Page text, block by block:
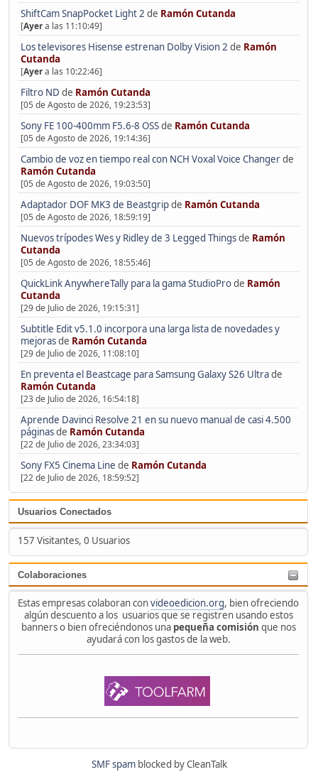
ShiftCam SnapPocket Light 2 de Ramón Cutanda
[Ayera las 11:10:49]
Los televisores Hisense estrenan Dolby Vision 2 de Ramón
Cutanda
[Ayera las 10:22:46]
Filtro ND de Ramón Cutanda
[05 de Agosto de 2026, 19:23:53]
Sony FE 100-400mm F5.6-8 OSSde Ramón Cutanda
[05 de Agosto de 2026, 19:14:36]
Cambio de voz en tiempo real con NCH Voxal Voice Changerde
Ramón Cutanda
[05 de Agosto de 2026, 19:03:50]
Adaptador DOF MK3 de Beastgripde Ramón Cutanda
[05 de Agosto de 2026, 18:59:19]
Nuevos trípodes Wes y Ridley de 3 Legged Thingsde Ramón
Cutanda
[05 de Agosto de 2026, 18:55:46]
QuickLink AnywhereTally para la gama StudioProde Ramón
Cutanda
[29 de Julio de 2026, 19:15:31]
Subtitle Edit v5.1.0 incorpora una larga lista de novedades y
mejorasde Ramón Cutanda
[29 de Julio de 2026, 11:08:10]
En preventa el Beastcage para Samsung Galaxy S26 Ultrade
Ramón Cutanda
[23 de Julio de 2026, 16:54:18]
Aprende Davinci Resolve 21 en su nuevo manual de casi 4.500
páginasde Ramón Cutanda
[22 de Julio de 2026, 23:34:03]
Sony FX5 Cinema Line de Ramón Cutanda
[22 de Julio de 2026, 18:59:52]
Usuarios Conectados
157 Visitantes, 0 Usuarios
Colaboraciones
Estas empresas colaboran convideoedicion.org, bien ofreciendo
algún descuento a los usuarios que se registren usando estos
banners o bien ofreciéndonos una pequeña comisión que nos
ayudará con los gastos de la web.
SMF spamblocked by CleanTalk